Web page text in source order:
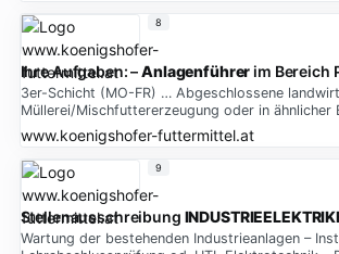
Ihre Aufgaben: –Anlagenführerim Bereich
3er-Schicht (MO-FR) … Abgeschlossene
Müllerei/Mischfuttererzeugung oder in ähnlicher
www.koenigshofer-futtermittel.at
8
Stellenausschreibung
Wartung der bestehenden Industrieanlagen –
9